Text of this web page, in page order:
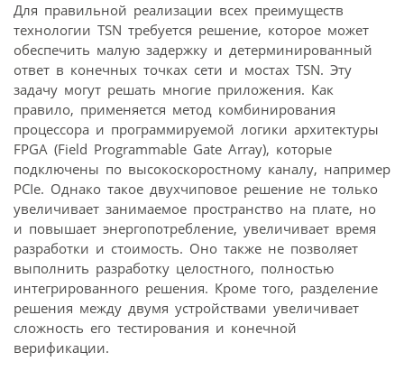
Для правильной реализации всех преимуществ
технологии TSN требуется решение, которое может
обеспечить малую задержку и детерминированный
ответ в конечных точках сети и мостах TSN. Эту
задачу могут решать многие приложения. Как
правило, применяется метод комбинирования
процессора и программируемой логики архитектуры
FPGA (Field Programmable Gate Array), которые
подключены по высокоскоростному каналу, например
PCIe. Однако такое двухчиповое решение не только
увеличивает занимаемое пространство на плате, но
и повышает энерго­потребление, увеличивает время
разработки и стоимость. Оно также не позволяет
выполнить разработку целостного, полностью
интегрированного решения. Кроме того, разделение
решения между двумя устройствами увеличивает
сложность его тестирования и конечной
верификации.